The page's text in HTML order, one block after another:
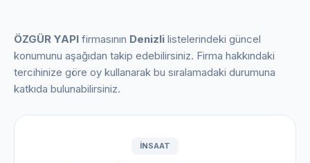
ÖZGÜR YAPI firmasının Denizli listelerindeki güncel
konumunu aşağıdan takip edebilirsiniz. Firma hakkındaki
tercihinize göre oy kullanarak bu sıralamadaki durumuna
katkıda bulunabilirsiniz.
INSAAT